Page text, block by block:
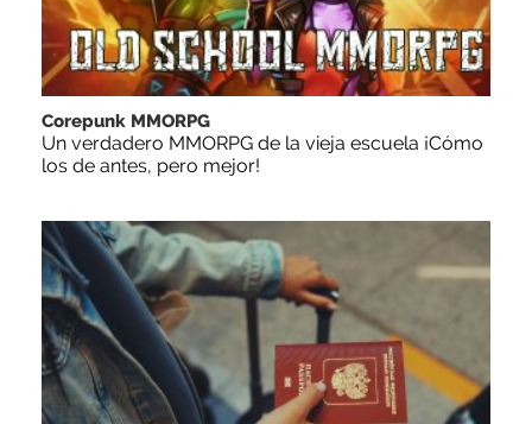
Corepunk MMORPG
Un verdadero MMORPG de la vieja escuela ¡Cómo
los de antes, pero mejor!